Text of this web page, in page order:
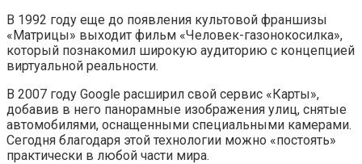
В 1992 году еще до появления культовой франшизы
«Матрицы» выходит фильм «Человек-газонокосилка»,
который познакомил широкую аудиторию с концепцией
виртуальной реальности.
В 2007 году Google расширил свой сервис «Карты»,
добавив в него панорамные изображения улиц, снятые
автомобилями, оснащенными специальными камерами.
Сегодня благодаря этой технологии можно «постоять»
практически в любой части мира.